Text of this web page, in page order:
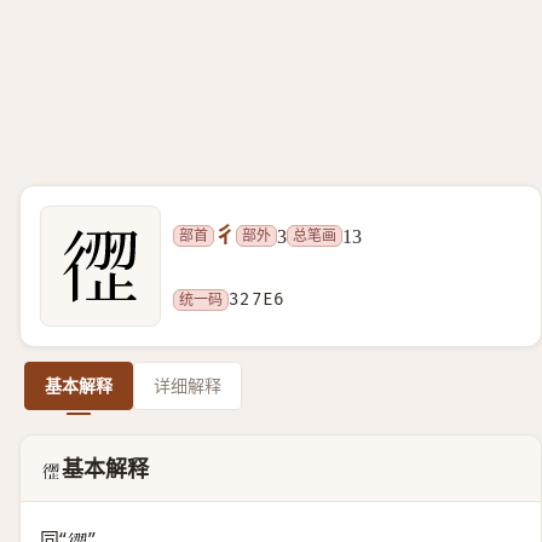
部首 彳 部外 3 总笔画 13
统一码 327E6
基本解释 详细解释
𲟦基本解释